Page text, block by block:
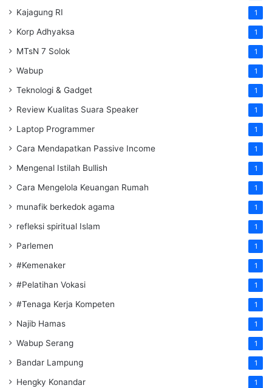
Kajagung RI 1
Korp Adhyaksa 1
MTsN 7 Solok 1
Wabup 1
Teknologi & Gadget 1
Review Kualitas Suara Speaker 1
Laptop Programmer 1
Cara Mendapatkan Passive Income 1
Mengenal Istilah Bullish 1
Cara Mengelola Keuangan Rumah 1
munafik berkedok agama 1
refleksi spiritual Islam 1
Parlemen 1
#Kemenaker 1
#Pelatihan Vokasi 1
#Tenaga Kerja Kompeten 1
Najib Hamas 1
Wabup Serang 1
Bandar Lampung 1
Hengky Konandar 1